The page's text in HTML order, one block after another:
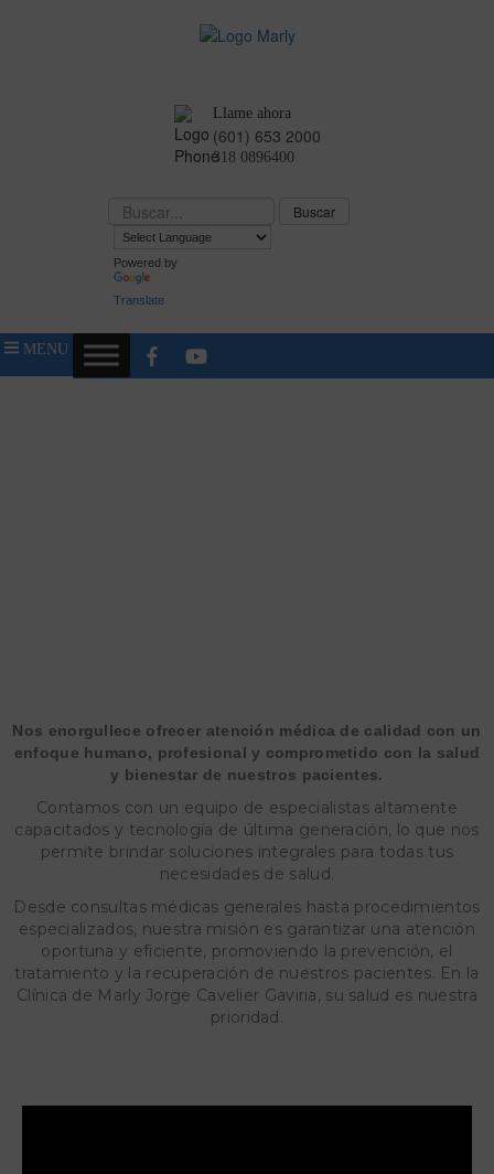
Llame ahora
(601) 653 2000
318 0896400
Powered by
Translate
MENU
Nos enorgullece ofrecer atención médica de calidad con un
enfoque humano, profesional y comprometido con la salud
y bienestar de nuestros pacientes.
Contamos con un equipo de especialistas altamente
capacitados y tecnología de última generación, lo que nos
permite brindar soluciones integrales para todas tus
necesidades de salud.
Desde consultas médicas generales hasta procedimientos
especializados, nuestra misión es garantizar una atención
oportuna y eficiente, promoviendo la prevención, el
tratamiento y la recuperación de nuestros pacientes. En la
Clínica de Marly Jorge Cavelier Gaviria, su salud es nuestra
prioridad.